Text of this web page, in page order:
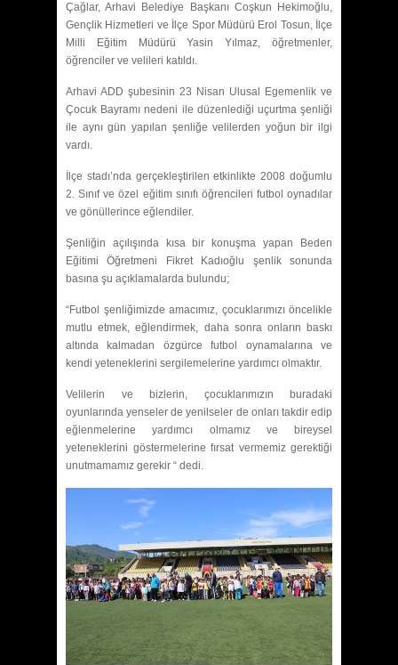
Çağlar, Arhavi Belediye Başkanı Coşkun Hekimoğlu,
Gençlik Hizmetleri ve İlçe Spor Müdürü Erol Tosun, İlçe
Milli Eğitim Müdürü Yasin Yılmaz, öğretmenler,
öğrenciler ve velileri katıldı.
Arhavi ADD şubesinin 23 Nisan Ulusal Egemenlik ve
Çocuk Bayramı nedeni ile düzenlediği uçurtma şenliği
ile aynı gün yapılan şenliğe velilerden yoğun bir ilgi
vardı.
İlçe stadı’nda gerçekleştirilen etkinlikte 2008 doğumlu
2. Sınıf ve özel eğitim sınıfı öğrencileri futbol oynadılar
ve gönüllerince eğlendiler.
Şenliğin açılışında kısa bir konuşma yapan Beden
Eğitimi Öğretmeni Fikret Kadıoğlu şenlik sonunda
basına şu açıklamalarda bulundu;
“Futbol şenliğimizde amacımız, çocuklarımızı öncelikle
mutlu etmek, eğlendirmek, daha sonra onların baskı
altında kalmadan özgürce futbol oynamalarına ve
kendi yeteneklerini sergilemelerine yardımcı olmaktır.
Velilerin ve bizlerin, çocuklarımızın buradaki
oyunlarında yenseler de yenilseler de onları takdir edip
eğlenmelerine yardımcı olmamız ve bireysel
yeteneklerini göstermelerine fırsat vermemiz gerektiği
unutmamamız gerekir “ dedi.